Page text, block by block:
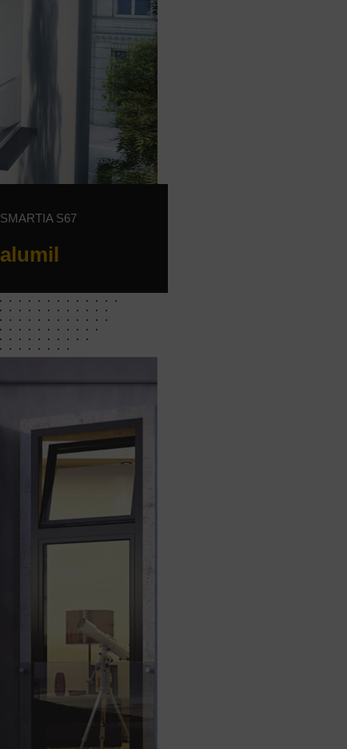
SMARTIA S67
alumil